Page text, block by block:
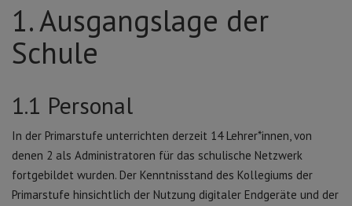
1. Ausgangslage der
Schule
1.1 Personal
In der Primarstufe unterrichten derzeit 14 Lehrer*innen, von
denen 2 als Administratoren für das schulische Netzwerk
fortgebildet wurden. Der Kenntnisstand des Kollegiums der
Primarstufe hinsichtlich der Nutzung digitaler Endgeräte und der